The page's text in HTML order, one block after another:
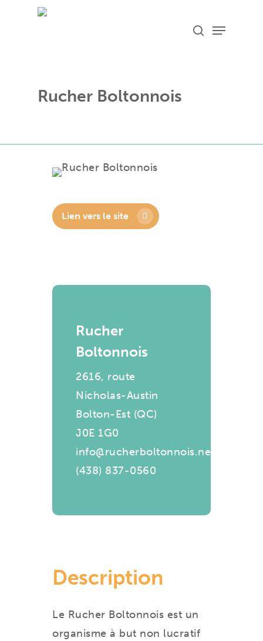
search
Menu
Rucher Boltonnois
Lien vers le site
Rucher
Boltonnois
2616, route
Nicholas-Austin
Bolton-Est (QC)
J0E 1G0
info@rucherboltonnois.net
(438) 837-0560
Description
Le Rucher Boltonnois est un
organisme à but non lucratif